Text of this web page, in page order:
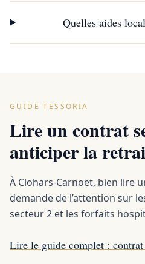
Quelles aides
GUIDE TESSORIA
Lire un contrat
anticiper la
À Clohars-Carnoët, bien lire
demande de l’attention sur
secteur 2 et les forfaits
Lire le guide complet :